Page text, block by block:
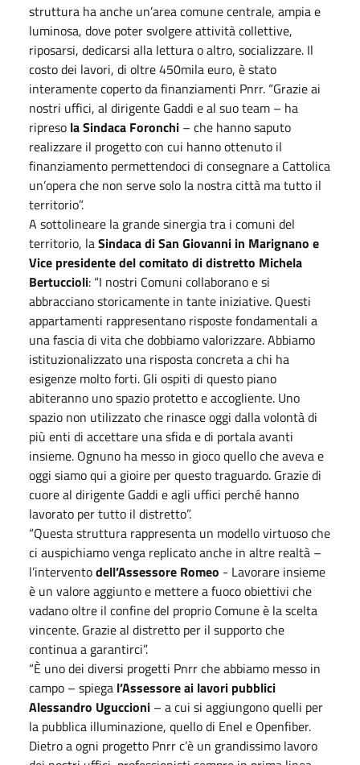
struttura ha anche un’area comune centrale, ampia e
luminosa, dove poter svolgere attività collettive,
riposarsi, dedicarsi alla lettura o altro, socializzare. Il
costo dei lavori, di oltre 450mila euro, è stato
interamente coperto da finanziamenti Pnrr. “Grazie ai
nostri uffici, al dirigente Gaddi e al suo team – ha
ripreso la Sindaca Foronchi – che hanno saputo
realizzare il progetto con cui hanno ottenuto il
finanziamento permettendoci di consegnare a Cattolica
un’opera che non serve solo la nostra città ma tutto il
territorio”.
A sottolineare la grande sinergia tra i comuni del
territorio, laSindaca di San Giovanni in Marignano e
Vice presidente del comitato di distretto Michela
Bertuccioli: “I nostri Comuni collaborano e si
abbracciano storicamente in tante iniziative. Questi
appartamenti rappresentano risposte fondamentali a
una fascia di vita che dobbiamo valorizzare. Abbiamo
istituzionalizzato una risposta concreta a chi ha
esigenze molto forti. Gli ospiti di questo piano
abiteranno uno spazio protetto e accogliente. Uno
spazio non utilizzato che rinasce oggi dalla volontà di
più enti di accettare una sfida e di portala avanti
insieme. Ognuno ha messo in gioco quello che aveva e
oggi siamo qui a gioire per questo traguardo. Grazie di
cuore al dirigente Gaddi e agli uffici perché hanno
lavorato per tutto il distretto”.
“Questa struttura rappresenta un modello virtuoso che
ci auspichiamo venga replicato anche in altre realtà –
l’interventodell’Assessore Romeo - Lavorare insieme
è un valore aggiunto e mettere a fuoco obiettivi che
vadano oltre il confine del proprio Comune è la scelta
vincente. Grazie al distretto per il supporto che
continua a garantirci”.
“È uno dei diversi progetti Pnrr che abbiamo messo in
campo – spiega l’Assessore ai lavori pubblici
Alessandro Uguccioni – a cui si aggiungono quelli per
la pubblica illuminazione, quello di Enel e Openfiber.
Dietro a ogni progetto Pnrr c’è un grandissimo lavoro